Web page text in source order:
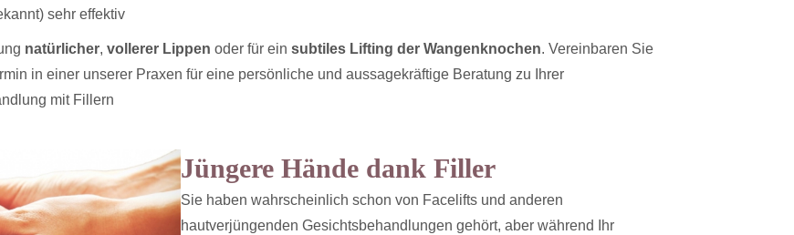
sehr effektiv
natürlicher,vollerer Lippen oder für einsubtiles Lifting der Wangenknochen. Vereinbaren Sie
in einer unserer Praxen für eine persönliche und aussagekräftige Beratung zu Ihrer
mit Fillern
Jüngere Hände dank Filler
Sie haben wahrscheinlich schon von Facelifts und anderen
hautverjüngenden Gesichtsbehandlungen gehört, aber während Ihr